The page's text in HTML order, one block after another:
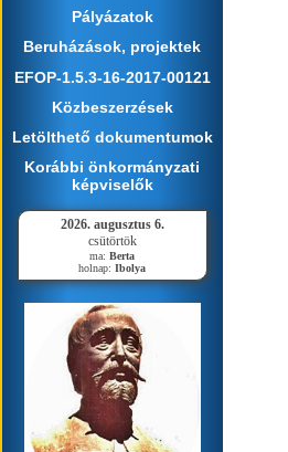
Pályázatok
Beruházások, projektek
EFOP-1.5.3-16-2017-00121
Közbeszerzések
Letölthető dokumentumok
Korábbi önkormányzati
képviselők
2026. augusztus 6.
csütörtök
ma:Berta
holnap:Ibolya